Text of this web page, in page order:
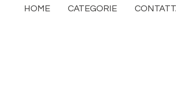
HOME CATEGORIE